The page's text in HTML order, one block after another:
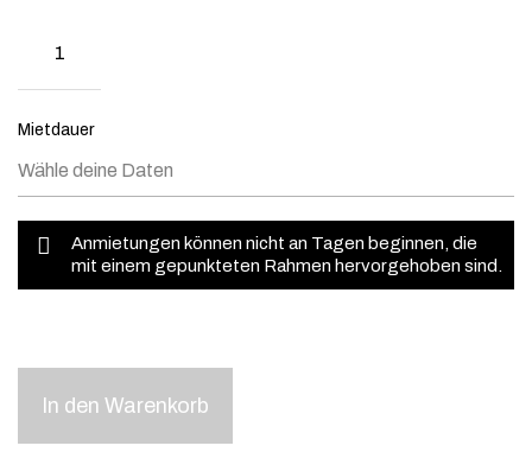
Mietdauer
Anmietungen können nicht an Tagen beginnen, die
mit einem gepunkteten Rahmen hervorgehoben sind.
In den Warenkorb